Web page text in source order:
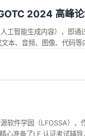
2024 高峰
工智能生成内容），即通
本、音频、图像、代码
和初创公司都加速其在
件学园（LFOSSA），
准备了LF 认证考试辅